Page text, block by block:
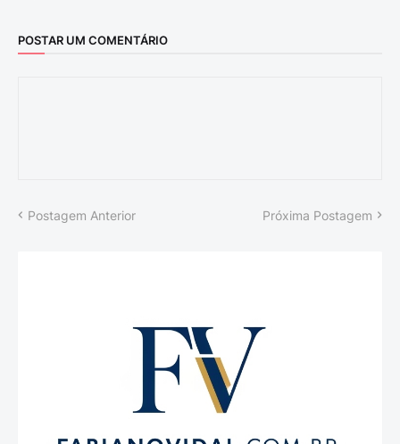
POSTAR UM COMENTÁRIO
Postagem Anterior Próxima Postagem